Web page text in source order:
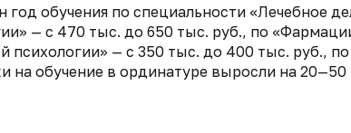
год обучения по специальности «Лечебное
— с 470 тыс. до 650 тыс. руб., по
психологии» — с 350 тыс. до 400 тыс. руб.,
на обучение в ординатуре выросли на 20—50